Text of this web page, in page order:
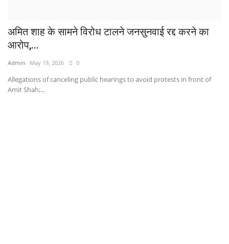
अमित शाह के सामने विरोध टालने जनसुनवाई रद्द करने का
आरोप,...
Admin May 19, 2026 0
Allegations of canceling public hearings to avoid protests in front of
Amit Shah;...